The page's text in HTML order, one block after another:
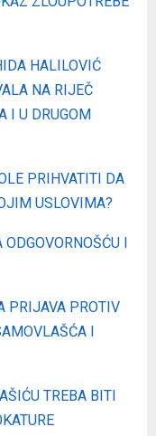
HALILOVIĆ
NA RIJEČ
I U DRUGOM
PRIHVATITI DA
USLOVIMA?
I
PRIJAVA PROTIV
I
TREBA BITI